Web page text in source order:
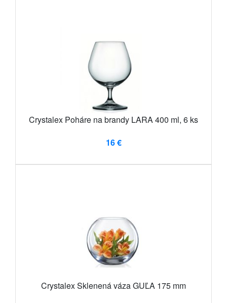
Crystalex Poháre na brandy LARA 400 ml, 6 ks
16 €
Crystalex Sklenená váza GUĽA 175 mm